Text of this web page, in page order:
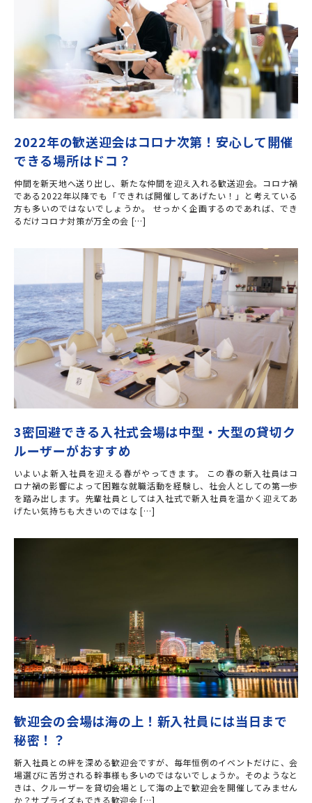
2022年の歓送迎会はコロナ次第！安心して開催
できる場所はドコ？
仲間を新天地へ送り出し、新たな仲間を迎え入れる歓送迎会。コロナ禍
である2022年以降でも「できれば開催してあげたい！」と考えている
方も多いのではないでしょうか。 せっかく企画するのであれば、でき
るだけコロナ対策が万全の会 […]
3密回避できる入社式会場は中型・大型の貸切ク
ルーザーがおすすめ
いよいよ新入社員を迎える春がやってきます。 この春の新入社員はコ
ロナ禍の影響によって困難な就職活動を経験し、社会人としての第一歩
を踏み出します。先輩社員としては入社式で新入社員を温かく迎えてあ
げたい気持ちも大きいのではな […]
歓迎会の会場は海の上！新入社員には当日まで
秘密！？
新入社員との絆を深める歓迎会ですが、毎年恒例のイベントだけに、会
場選びに苦労される幹事様も多いのではないでしょうか。そのようなと
きは、クルーザーを貸切会場として海の上で歓迎会を開催してみません
か？サプライズもできる歓迎会 […]